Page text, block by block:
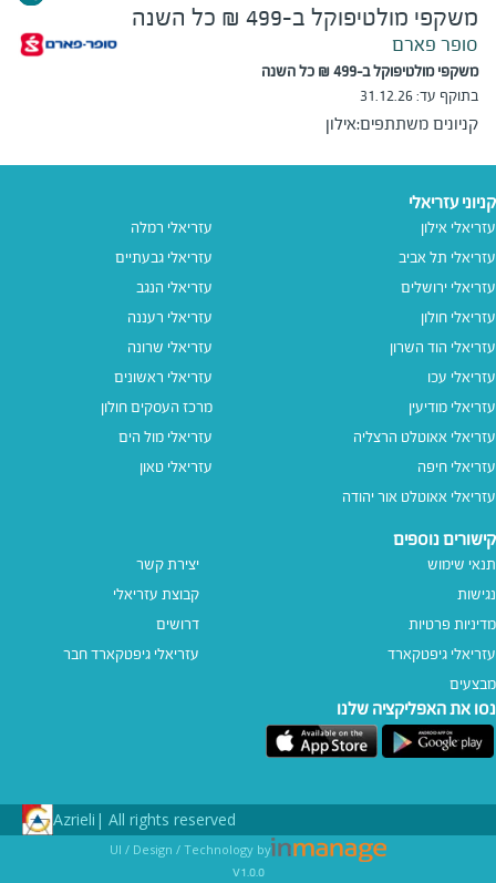
משקפי מולטיפוקל ב-499 ₪ כל השנה
סופר פארם
משקפי מולטיפוקל ב-499 ₪ כל השנה
בתוקף עד:31.12.26
קניונים משתתפים:אילון
קניוני עזריאלי
עזריאלי אילון
עזריאלי תל אביב
עזריאלי ירושלים
עזריאלי חולון
עזריאלי הוד השרון
עזריאלי עכו
עזריאלי מודיעין
עזריאלי אאוטלט הרצליה
עזריאלי חיפה
עזריאלי אאוטלט אור יהודה
עזריאלי רמלה
עזריאלי גבעתיים
עזריאלי הנגב
עזריאלי רעננה
עזריאלי שרונה
עזריאלי ראשונים
מרכז העסקים חולון
עזריאלי מול הים
עזריאלי טאון
קישורים נוספים
תנאי שימוש
נגישות
מדיניות פרטיות
עזריאלי גיפטקארד
מבצעים
יצירת קשר
קבוצת עזריאלי
דרושים
עזריאלי גיפטקארד חבר‎
נסו את האפליקציה שלנו
All rights reserved |
Azrieli
UI / Design / Technology by
v1.0.0